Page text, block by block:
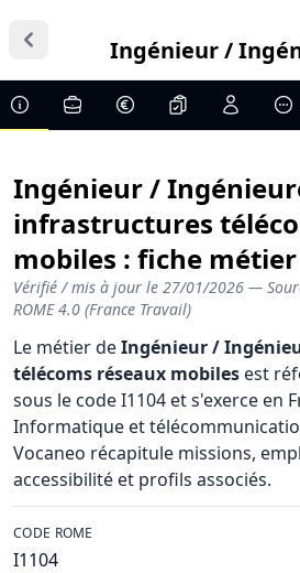
Ingénieur /
Ingénieur /
infrastructures
mobiles : fiche métier
Vérifié / mis à jour le 27/01/2026 —
ROME 4.0 (France Travail)
Le métier deIngénieur /
télécoms réseaux mobiles est
sous le code I1104 et s'exerce en
Informatique et
Vocaneo récapitule missions,
accessibilité et profils associés.
CODE ROME
I1104